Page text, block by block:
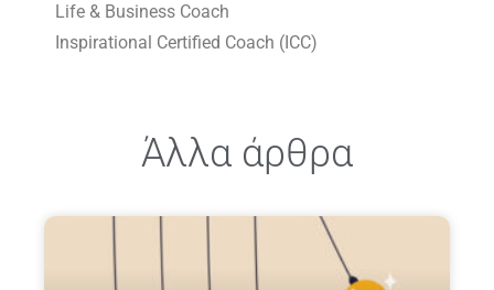
Life & Business Coach
Inspirational Certified Coach (ICC)
Άλλα άρθρα